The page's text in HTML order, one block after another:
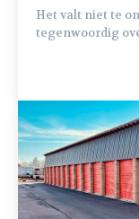
Het valt niet te
tegenwoordig